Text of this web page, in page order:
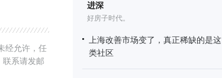
进深
好房子时代。
上海改善市场变了，真正稀缺的是这
类社区
经允许，任
联系请发邮